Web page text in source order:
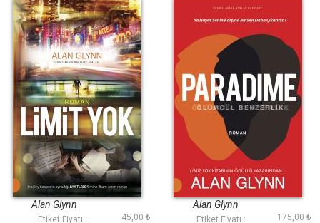
Limit Yok
Alan Glynn
Etiket Fiyatı : 45,00 ₺
Paradime
Alan Glynn
Etiket Fiyatı : 175,00 ₺